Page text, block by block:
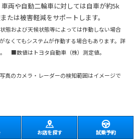
両や自動二輪車に対しては自車が約5k
たは被害軽減をサポートします。
態および天候状態等によっては作動しない場合
なくてもシステムが作動する場合もあります。詳
■数値はトヨタ自動車（株）測定値。
のカメラ・レーダーの検知範囲はイメージで
お店を探す 試乗予約